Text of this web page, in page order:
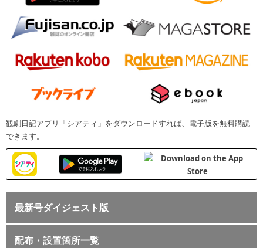
観劇日記アプリ「シアティ」をダウンロードすれば、電子版を無料購読
できます。
最新号ダイジェスト版
配布・設置箇所一覧